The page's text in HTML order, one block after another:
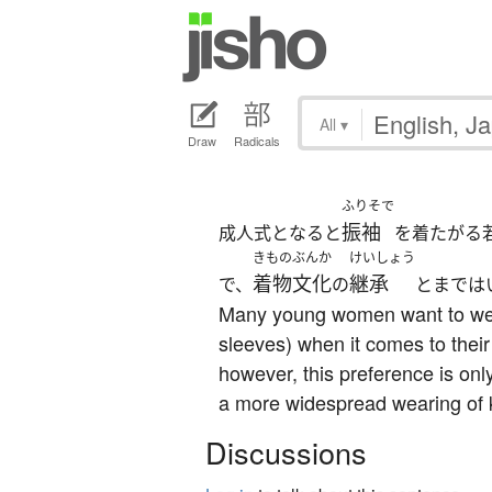
Draw Radicals
All ▾
成人式となると
ふりそで
振袖 を着たがる
で、
きものぶんか
着物文化の
けいしょう
継承 とまでは
Many young women want to
sleeves) when it comes to
however, this preference is
a more widespread wearing of
Discussions